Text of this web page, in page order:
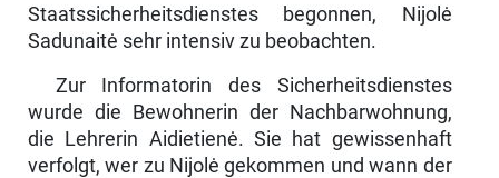
Staatssicherheitsdienstes begonnen, Nijolė
Sadunaitė sehr intensiv zu beobachten.
Zur Informatorin des Sicherheitsdienstes
wurde die Bewohnerin der Nach­barwohnung,
die Lehrerin Aidietienė. Sie hat gewissenhaft
verfolgt, wer zu Nijolė gekommen und wann der